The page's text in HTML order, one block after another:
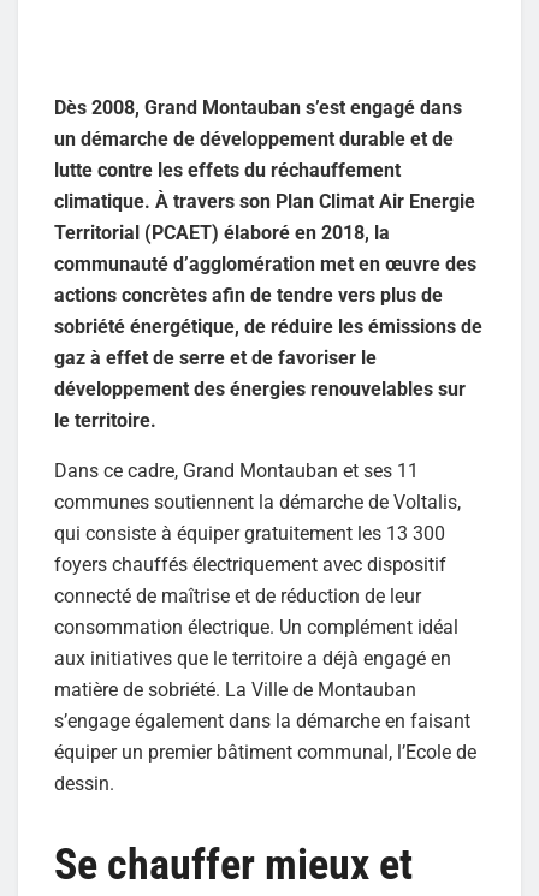
Dès 2008, Grand Montauban s’est engagé dans
un démarche de développement durable et de
lutte contre les effets du réchauffement
climatique. À travers son Plan Climat Air Energie
Territorial (PCAET) élaboré en 2018, la
communauté d’agglomération met en œuvre des
actions concrètes afin de tendre vers plus de
sobriété énergétique, de réduire les émissions de
gaz à effet de serre et de favoriser le
développement des énergies renouvelables sur
le territoire.
Dans ce cadre, Grand Montauban et ses 11
communes soutiennent la démarche de Voltalis,
qui consiste à équiper gratuitement les 13 300
foyers chauffés électriquement avec dispositif
connecté de maîtrise et de réduction de leur
consommation électrique. Un complément idéal
aux initiatives que le territoire a déjà engagé en
matière de sobriété. La Ville de Montauban
s’engage également dans la démarche en faisant
équiper un premier bâtiment communal, l’Ecole de
dessin.
Se chauffer mieux et